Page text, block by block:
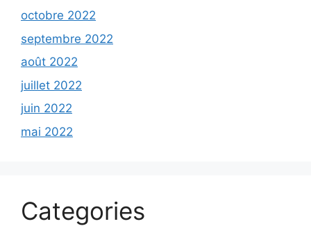
octobre 2022
septembre 2022
août 2022
juillet 2022
juin 2022
mai 2022
Categories